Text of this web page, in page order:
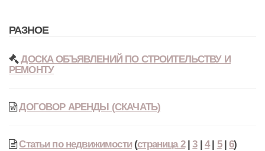
РАЗНОЕ
ДОСКА ОБЪЯВЛЕНИЙ ПО СТРОИТЕЛЬСТВУ И
РЕМОНТУ
ДОГОВОР АРЕНДЫ (СКАЧАТЬ)
Статьи по недвижимости(страница 2|3| 4| 5|6)